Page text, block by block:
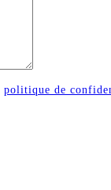
politique de